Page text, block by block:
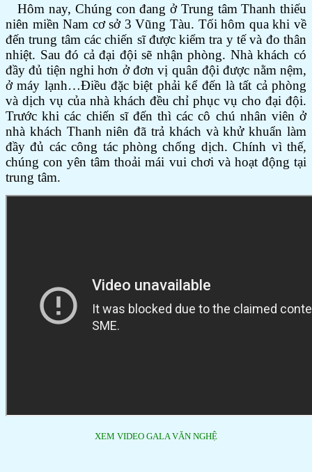
Hôm nay, Chúng con đang ở Trung tâm Thanh thiếu
niên miền Nam cơ sở 3 Vũng Tàu. Tối hôm qua khi về
đến trung tâm các chiến sĩ được kiểm tra y tế và đo thân
nhiệt. Sau đó cả đại đội sẽ nhận phòng. Nhà khách có
đầy đủ tiện nghi hơn ở đơn vị quân đội được nằm nệm,
ở máy lạnh…Điều đặc biệt phải kể đến là tất cả phòng
và dịch vụ của nhà khách đều chỉ phục vụ cho đại đội.
Trước khi các chiến sĩ đến thì các cô chú nhân viên ở
nhà khách Thanh niên đã trả khách và khử khuẩn làm
đầy đủ các công tác phòng chống dịch. Chính vì thế,
chúng con yên tâm thoải mái vui chơi và hoạt động tại
trung tâm.
XEM VIDEO GALA VĂN NGHỆ